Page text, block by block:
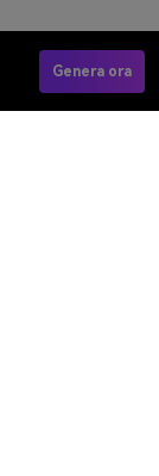
Genera ora